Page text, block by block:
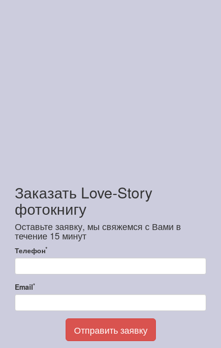
Заказать Love-Story
фотокнигу
Оставьте заявку, мы свяжемся с Вами в
течение 15 минут
Телефон*
Email*
Отправить заявку